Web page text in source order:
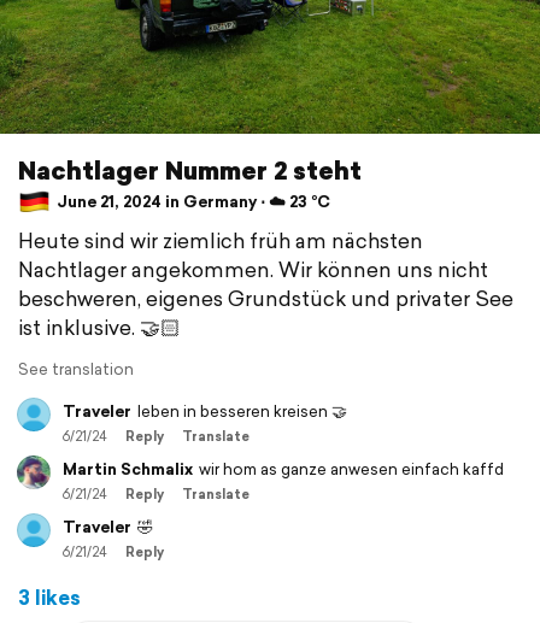
Nachtlager Nummer 2 steht
June 21, 2024 in Germany ⋅ ☁️ 23 °C
Heute sind wir ziemlich früh am nächsten
Nachtlager angekommen. Wir können uns nicht
beschweren, eigenes Grundstück und privater See
ist inklusive. 🤝🏻
See translation
Traveler leben in besseren kreisen 🤝
6/21/24 Reply Translate
Martin Schmalix wir hom as ganze anwesen einfach kaffd
6/21/24 Reply Translate
Traveler 🤣
6/21/24 Reply
3 likes